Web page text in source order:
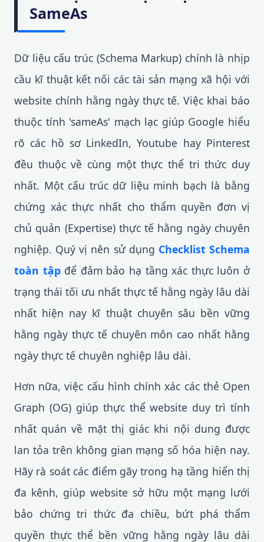
SameAs
Dữ liệu cấu trúc (Schema Markup) chính là nhịp
cầu kĩ thuật kết nối các tài sản mạng xã hội với
website chính hằng ngày thực tế. Việc khai báo
thuộc tính 'sameAs' mạch lạc giúp Google hiểu
rõ các hồ sơ LinkedIn, Youtube hay Pinterest
đều thuộc về cùng một thực thể tri thức duy
nhất. Một cấu trúc dữ liệu minh bạch là bằng
chứng xác thực nhất cho thẩm quyền đơn vị
chủ quản (Expertise) thực tế hằng ngày chuyên
nghiệp. Quý vị nên sử dụng Checklist Schema
toàn tậpđể đảm bảo hạ tầng xác thực luôn ở
trạng thái tối ưu nhất thực tế hằng ngày lâu dài
nhất hiện nay kĩ thuật chuyên sâu bền vững
hằng ngày thực tế chuyên môn cao nhất hằng
ngày thực tế chuyên nghiệp lâu dài.
Hơn nữa, việc cấu hình chính xác các thẻ Open
Graph (OG) giúp thực thể website duy trì tính
nhất quán về mặt thị giác khi nội dung được
lan tỏa trên không gian mạng số hóa hiện nay.
Hãy rà soát các điểm gãy trong hạ tầng hiển thị
đa kênh, giúp website sở hữu một mạng lưới
bảo chứng tri thức đa chiều, bứt phá thẩm
quyền thực thể bền vững hằng ngày lâu dài